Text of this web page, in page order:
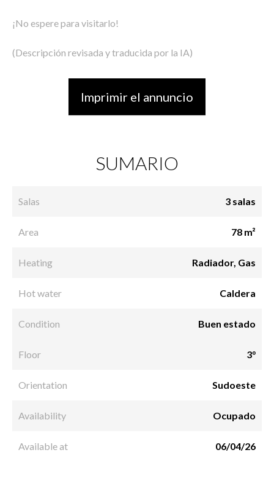
¡No espere para visitarlo!
(Descripción revisada y traducida por la IA)
Imprimir el annuncio
SUMARIO
Salas 3 salas
Area 78 m²
Heating Radiador, Gas
Hot water Caldera
Condition Buen estado
Floor 3°
Orientation Sudoeste
Availability Ocupado
Available at 06/04/26